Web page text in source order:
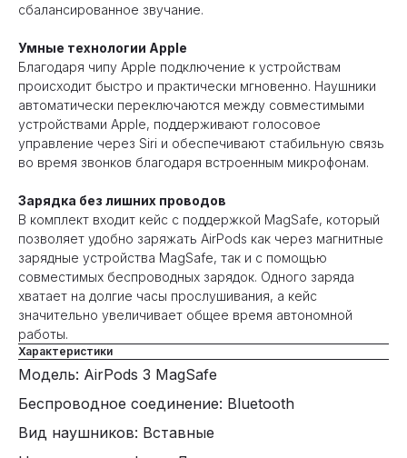
сбалансированное звучание.
Умные технологии Apple
Благодаря чипу Apple подключение к устройствам
происходит быстро и практически мгновенно. Наушники
автоматически переключаются между совместимыми
устройствами Apple, поддерживают голосовое
управление через Siri и обеспечивают стабильную связь
во время звонков благодаря встроенным микрофонам.
Зарядка без лишних проводов
В комплект входит кейс с поддержкой MagSafe, который
позволяет удобно заряжать AirPods как через магнитные
зарядные устройства MagSafe, так и с помощью
совместимых беспроводных зарядок. Одного заряда
хватает на долгие часы прослушивания, а кейс
значительно увеличивает общее время автономной
работы.
Характеристики
Модель: AirPods 3 MagSafe
Беспроводное соединение: Bluetooth
Вид наушников: Вставные